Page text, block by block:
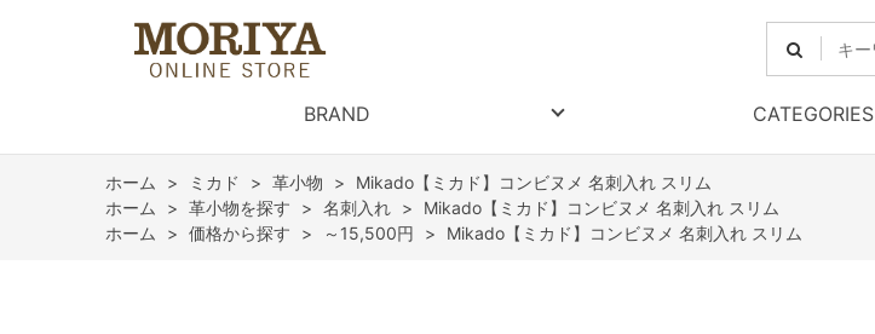
BRAND CATEGORIES
ホーム > ミカド > 革小物 >
Mikado【ミカド】コンビヌメ 名刺入れ スリム
ホーム
> 革小物を探す > 名刺入れ >
Mikado【ミカド】コンビヌメ 名刺入れ スリム
ホーム
> 価格から探す > ～15,500円 > Mikado【ミカド】コンビヌメ 名刺入れ スリム